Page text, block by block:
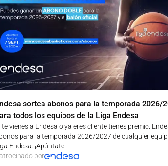
sortea abonos para la temporada 2026/
todos los equipos de la Liga Endesa
te vienes a Endesa o ya eres cliente tienes premio.
para la temporada 2026/2027 de cualquier
Endesa. ¡Apúntate!
por